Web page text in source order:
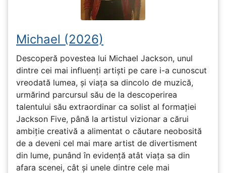
Michael (2026)
Descoperă povestea lui Michael Jackson, unul
dintre cei mai influenți artiști pe care i-a cunoscut
vreodată lumea, și viața sa dincolo de muzică,
urmărind parcursul său de la descoperirea
talentului său extraordinar ca solist al formației
Jackson Five, până la artistul vizionar a cărui
ambiție creativă a alimentat o căutare neobosită
de a deveni cel mai mare artist de divertisment
din lume, punând în evidență atât viața sa din
afara scenei, cât și unele dintre cele mai